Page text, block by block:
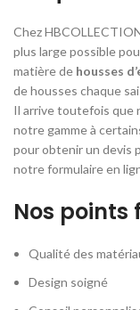
Chez
plus large possible
matière de housses
de housses chaque
Il arrive toutefois que
notre gamme à
pour obtenir un devis
notre formulaire en
Nos points
Qualité des
Design soigné